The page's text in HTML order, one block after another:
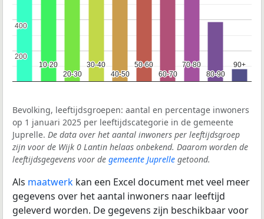
10-20
10-20
20-30
20-30
30-40
30-40
40-50
40-50
50-60
50-60
60-70
60-70
70-80
70-80
80-90
80-90
90+
90+
200
200
400
400
Bevolking, leeftijdsgroepen: aantal en percentage inwoners
op 1 januari 2025 per leeftijdscategorie in de gemeente
Juprelle. De data over het aantal inwoners per leeftijdsgroep
zijn voor de Wijk 0 Lantin helaas onbekend. Daarom worden de
leeftijdsgegevens voor de gemeente Juprelle getoond.
Als maatwerk kan een Excel document met veel meer
gegevens over het aantal inwoners naar leeftijd
geleverd worden. De gegevens zijn beschikbaar voor